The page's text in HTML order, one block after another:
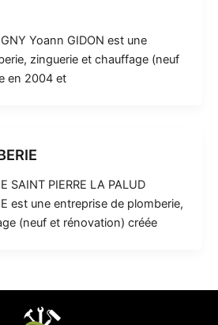
Yoann GIDON est une
zinguerie et chauffage (neuf
en 2004 et
SAINT PIERRE LA PALUD
est une entreprise de plomberie,
(neuf et rénovation) créée